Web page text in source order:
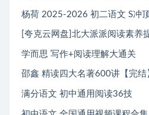
杨荷 2025-2026 初二语文 S冲
[夸克云网盘]北大派派阅读素养
学而思 写作+阅读理解大通关
邵鑫 精读四大名著600讲【完结
满分语文 初中通用阅读36技